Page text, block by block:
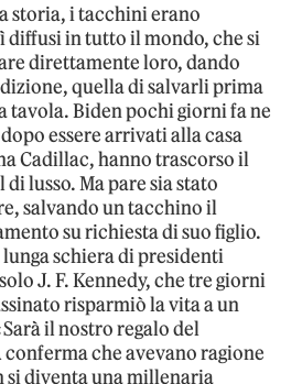
storia, i tacchini erano
diffusi in tutto il mondo, che si
direttamente loro, dando
quella di salvarli prima
tavola. Biden pochi giorni fa ne
essere arrivati alla casa
Cadillac, hanno trascorso il
lusso. Ma pare sia stato
salvando un tacchino il
su richiesta di suo figlio.
schiera di presidenti
J. F. Kennedy, che tre giorni
risparmiò la vita a un
il nostro regalo del
che avevano ragione
si diventa una millenaria